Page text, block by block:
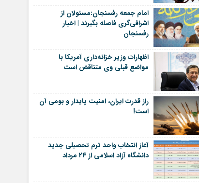
امام جمعه رفسنجان:مسئولان از
اشرافی‌گری فاصله بگیرند | اخبار
رفسنجان
اظهارات وزیر خزانه‌داری آمریکا با
مواضع قبلی وی متناقض است
راز قدرت ایران، امنیت پایدار و بومی آن
است!
آغاز انتخاب واحد ترم تحصیلی جدید
دانشگاه آزاد اسلامی از ۲۴ مرداد